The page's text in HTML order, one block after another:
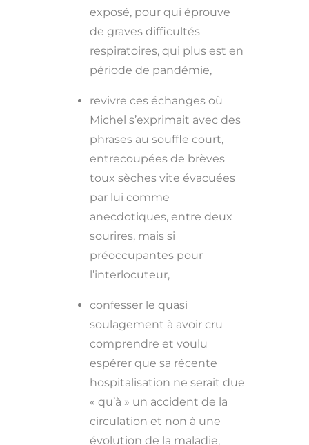
exposé, pour qui éprouve
de graves difficultés
respiratoires, qui plus est en
période de pandémie,
revivre ces échanges où
Michel s’exprimait avec des
phrases au souffle court,
entrecoupées de brèves
toux sèches vite évacuées
par lui comme
anecdotiques, entre deux
sourires, mais si
préoccupantes pour
l’interlocuteur,
confesser le quasi
soulagement à avoir cru
comprendre et voulu
espérer que sa récente
hospitalisation ne serait due
« qu’à » un accident de la
circulation et non à une
évolution de la maladie,